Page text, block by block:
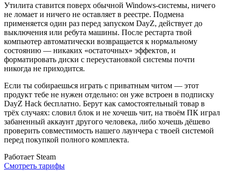
Утилита ставится поверх обычной Windows-системы, ничего
не ломает и ничего не оставляет в реестре. Подмена
применяется один раз перед запуском DayZ, действует до
выключения или ребута машины. После рестарта твой
компьютер автоматически возвращается к нормальному
состоянию — никаких «остаточных» эффектов, и
форматировать диски с переустановкой системы почти
никогда не приходится.
Если ты собираешься играть с приватным читом — этот
продукт тебе не нужен отдельно: он уже встроен в подписку
DayZ Hack бесплатно. Берут как самостоятельный товар в
трёх случаях: словил блок и не хочешь чит, на твоём ПК играл
забаненный аккаунт другого человека, либо хочешь дёшево
проверить совместимость нашего лаунчера с твоей системой
перед покупкой полного комплекта.
Работает Steam
Смотреть тарифы